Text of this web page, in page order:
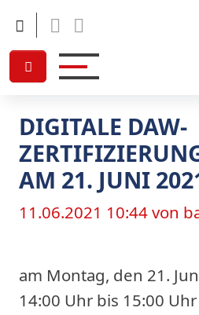
Facebook
DIGITALE DAW-
AM 21. JUNI
11.06.2021 10:44von
am Montag, den 21.
14:00 Uhr bis 15:00